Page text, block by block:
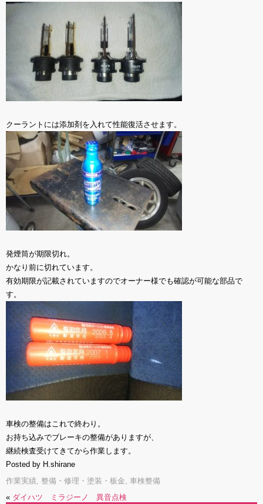
クーラントには添加剤を入れて性能復活させます。
発煙筒が期限切れ。
かなり前に切れています。
有効期限が記載されていますのでオーナー様でも確認が可能な部品で
す。
車検の整備はこれで終わり。
お持ち込みでブレーキの整備がありますが、
継続検査受けてきてから作業します。
Posted by H.shirane
作業実績, 整備・修理・塗装・板金, 車検整備
« ダイハツ ミラジーノ 異音点検